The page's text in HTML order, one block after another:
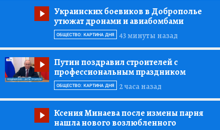
Украинских боевиков в Доброполье
утюжат дронами и авиабомбами
43 минуты назад
ОБЩЕСТВО: КАРТИНА ДНЯ
Путин поздравил строителей с
профессиональным праздником
2 часа назад
ОБЩЕСТВО: КАРТИНА ДНЯ
Ксения Минаева после измены парня
нашла нового возлюбленного